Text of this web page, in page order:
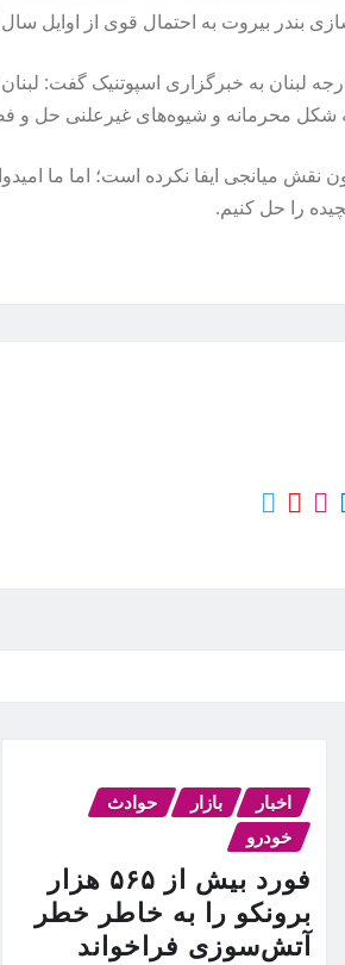
بندر بیروت به احتمال قوی از اوایل
لبنان به خبرگزاری اسپوتنیک گفت:
شکل محرمانه و شیوه‌های غیرعلنی حل
نقش میانجی‌ ایفا نکرده است؛ اما ما
را حل کنیم.
اخبار بازار
حوادث
خودرو
فورد بیش از ۵۶۵ هزار
برونکو را به خاطر خطر
آتش‌سوزی فراخواند